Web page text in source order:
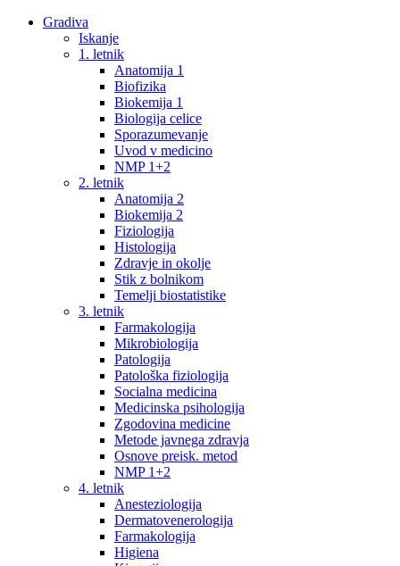
Gradiva
Iskanje
1. letnik
Anatomija 1
Biofizika
Biokemija 1
Biologija celice
Sporazumevanje
Uvod v medicino
NMP 1+2
2. letnik
Anatomija 2
Biokemija 2
Fiziologija
Histologija
Zdravje in okolje
Stik z bolnikom
Temelji biostatistike
3. letnik
Farmakologija
Mikrobiologija
Patologija
Patološka fiziologija
Socialna medicina
Medicinska psihologija
Zgodovina medicine
Metode javnega zdravja
Osnove preisk. metod
NMP 1+2
4. letnik
Anesteziologija
Dermatovenerologija
Farmakologija
Higiena